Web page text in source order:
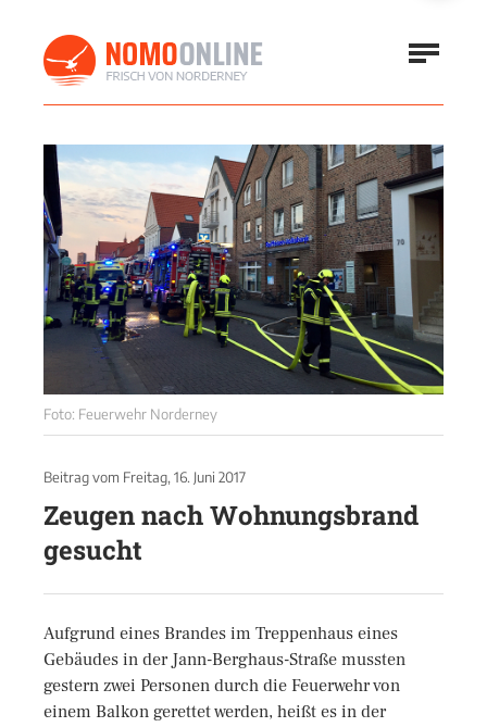
Foto: Feuerwehr Norderney
Beitrag vom Freitag, 16. Juni 2017
Zeugen nach Wohnungsbrand
gesucht
Aufgrund eines Brandes im Treppenhaus eines
Gebäudes in der Jann-Berghaus-Straße mussten
gestern zwei Personen durch die Feuerwehr von
einem Balkon gerettet werden, heißt es in der